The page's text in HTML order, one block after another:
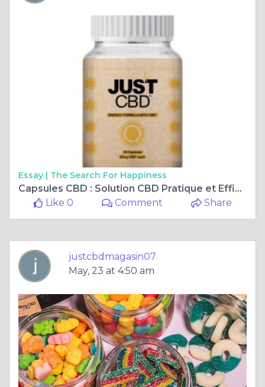
Essay | The Search For Happiness
Capsules CBD : Solution CBD Pratique et Efficace de JustCBDMagasin.fr
Like 0
Comment Share
justcbdmagasin07
May, 23 at 4:50 am